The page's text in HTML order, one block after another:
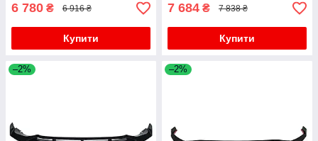
6 780 ₴ 6 916 ₴
Купити
7 684 ₴ 7 838 ₴
Купити
–2% –2%